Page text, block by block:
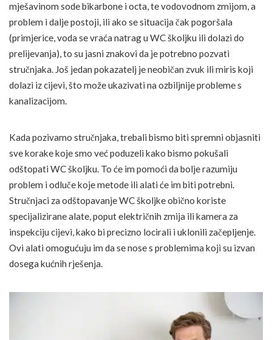
mješavinom sode bikarbone i octa, te vodovodnom zmijom, a
problem i dalje postoji, ili ako se situacija čak pogoršala
(primjerice, voda se vraća natrag u WC školjku ili dolazi do
prelijevanja), to su jasni znakovi da je potrebno pozvati
stručnjaka. Još jedan pokazatelj je neobičan zvuk ili miris koji
dolazi iz cijevi, što može ukazivati na ozbiljnije probleme s
kanalizacijom.
Kada pozivamo stručnjaka, trebali bismo biti spremni objasniti
sve korake koje smo već poduzeli kako bismo pokušali
odštopati WC školjku. To će im pomoći da bolje razumiju
problem i odluče koje metode ili alati će im biti potrebni.
Stručnjaci za odštopavanje WC školjke obično koriste
specijalizirane alate, poput električnih zmija ili kamera za
inspekciju cijevi, kako bi precizno locirali i uklonili začepljenje.
Ovi alati omogućuju im da se nose s problemima koji su izvan
dosega kućnih rješenja.